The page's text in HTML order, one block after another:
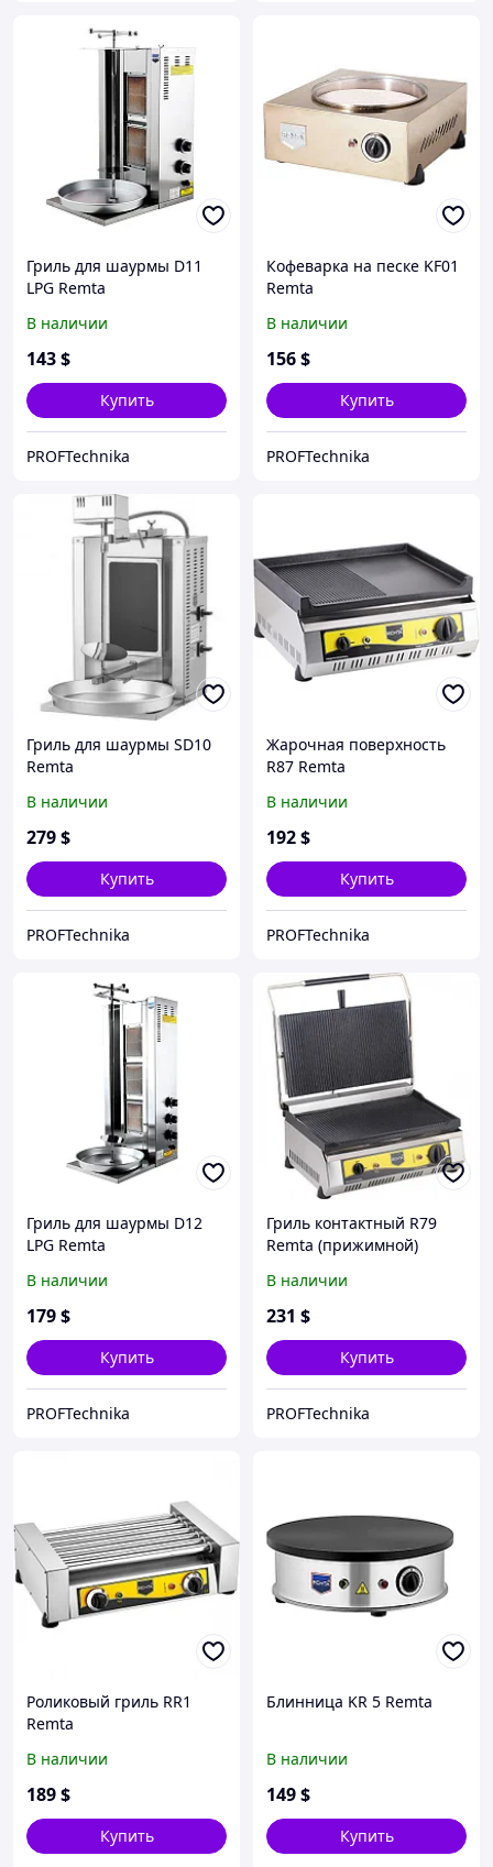
Гриль для шаурмы D11
LPG Remta
В наличии
143$
Купить
PROFTechnika
Кофеварка на песке KF01
Remta
В наличии
156$
Купить
PROFTechnika
Гриль для шаурмы SD10
Remta
В наличии
279$
Купить
PROFTechnika
Жарочная поверхность
R87 Remta
В наличии
192$
Купить
PROFTechnika
Гриль для шаурмы D12
LPG Remta
В наличии
179$
Купить
PROFTechnika
Гриль контактный R79
Remta (прижимной)
В наличии
231 $
Купить
PROFTechnika
Роликовый гриль RR1
Remta
В наличии
189$
Купить
Блинница KR 5 Remta
В наличии
149$
Купить